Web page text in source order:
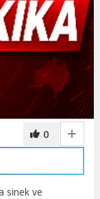
0
sinek ve